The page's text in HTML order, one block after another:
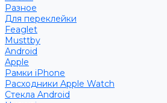
Разное
Для переклейки
Feaglet
Musttby
Android
Apple
Рамки iPhone
Расходники Apple Watch
Стекла Android